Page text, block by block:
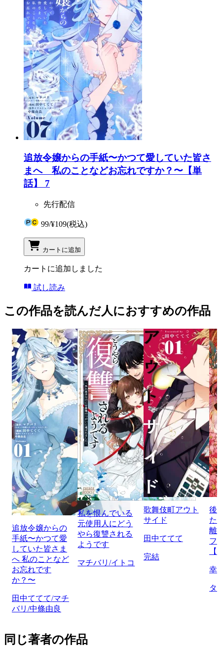
追放令嬢からの手紙〜かつて愛していた皆さ
まへ 私のことなどお忘れですか？〜【単
話】 7
先行配信
99/¥109(税込)
カートに追加
カートに追加しました
試し読み
この作品を読んだ人におすすめの作品
追放令嬢からの
手紙〜かつて愛
していた皆さま
へ 私のことなど
お忘れです
か？〜
田中ててて/マチ
バリ/中條由良
私を恨んでいる
元使用人にどう
やら復讐される
ようです
マチバリ/イトコ
歌舞伎町アウト
サイド
田中ててて
完結
後
た
離
フ
幸
タ
同じ著者の作品